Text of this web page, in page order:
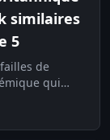
similaires
5
de
qui